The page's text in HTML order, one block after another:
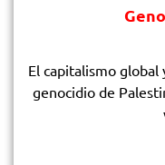
El capitalismo
genocidio de